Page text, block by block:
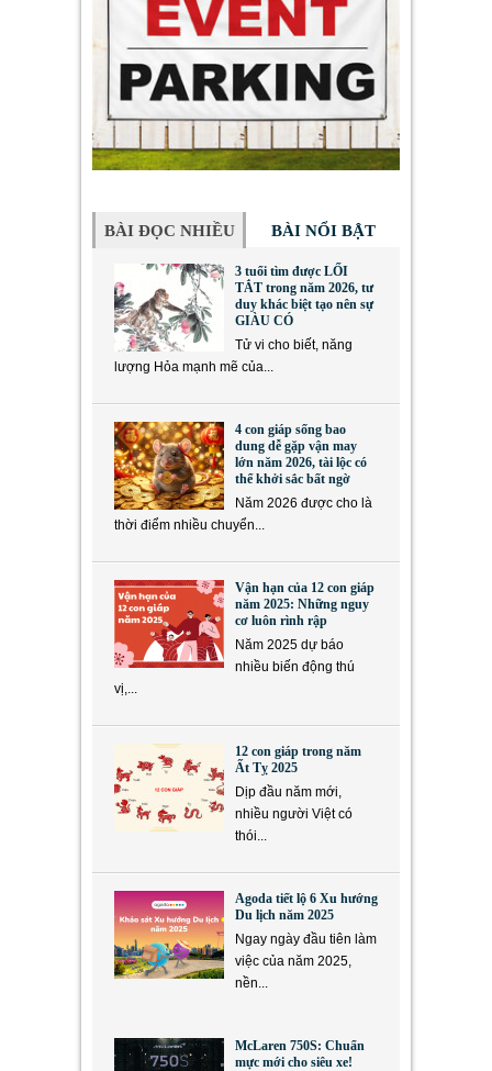
BÀI ĐỌC NHIỀU BÀI NỔI BẬT
3 tuổi tìm được LỐI
TẮT trong năm 2026, tư
duy khác biệt tạo nên sự
GIÀU CÓ
Tử vi cho biết, năng
lượng Hỏa mạnh mẽ của...
4 con giáp sống bao
dung dễ gặp vận may
lớn năm 2026, tài lộc có
thể khởi sắc bất ngờ
Năm 2026 được cho là
thời điểm nhiều chuyển...
Vận hạn của 12 con giáp
năm 2025: Những nguy
cơ luôn rình rập
Năm 2025 dự báo
nhiều biến động thú
vị,...
12 con giáp trong năm
Ất Tỵ 2025
Dịp đầu năm mới,
nhiều người Việt có
thói...
Agoda tiết lộ 6 Xu hướng
Du lịch năm 2025
Ngay ngày đầu tiên làm
việc của năm 2025,
nền...
McLaren 750S: Chuẩn
mực mới cho siêu xe!